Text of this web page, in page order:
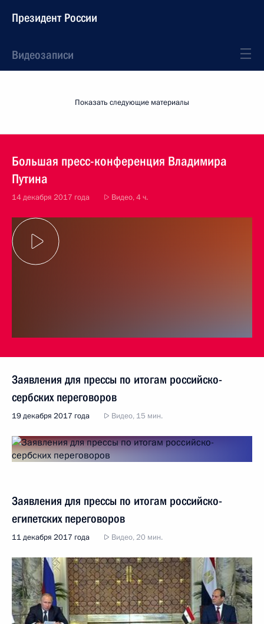
Президент России
Видеозаписи
Показать следующие материалы
Большая пресс-конференция Владимира
Путина
14 декабря 2017 года Видео, 4 ч.
Заявления для прессы по итогам российско-
сербских переговоров
19 декабря 2017 года Видео, 15 мин.
Заявления для прессы по итогам российско-
египетских переговоров
11 декабря 2017 года Видео, 20 мин.